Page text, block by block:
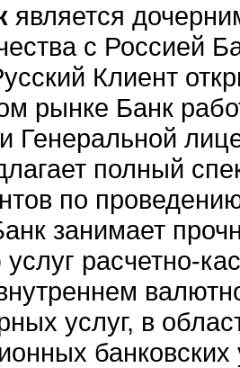
является
с Россией
Клиент
рынке Банк
Генеральной
полный
по
занимает
расчетно-
услуг, в
банковских